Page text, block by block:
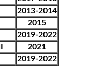
2013-2014
2015
2019-2022
2021
2019-2022